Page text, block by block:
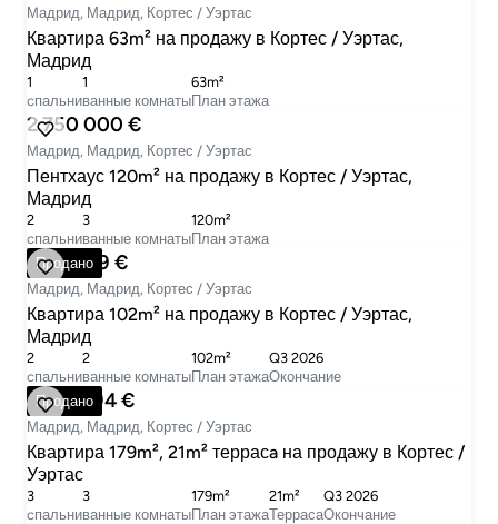
Мадрид, Мадрид, Кортес / Уэртас
Квартира 63m² на продажу в Кортес / Уэртас,
Мадрид
cпальни
1
ванные комнаты
1
План этажа
63m²
2 750 000 €
Мадрид, Мадрид, Кортес / Уэртас
Пентхаус 120m² на продажу в Кортес / Уэртас,
Мадрид
cпальни
2
ванные комнаты
3
План этажа
120m²
Продано
1 315 819 €
Мадрид, Мадрид, Кортес / Уэртас
Квартира 102m² на продажу в Кортес / Уэртас,
Мадрид
cпальни
2
ванные комнаты
2
План этажа
102m²
Окончание
Q3 2026
Продано
3 393 794 €
Мадрид, Мадрид, Кортес / Уэртас
Квартира 179m², 21m² террасa на продажу в Кортес /
Уэртас
cпальни
3
ванные комнаты
3
План этажа
179m²
Терраса
21m²
Окончание
Q3 2026